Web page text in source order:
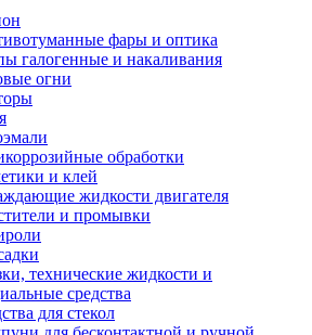
фары и оптика
галогенные и накаливания
огни
обработки
и клей
жидкости двигателя
и промывки
технические жидкости и
средства
для стекол